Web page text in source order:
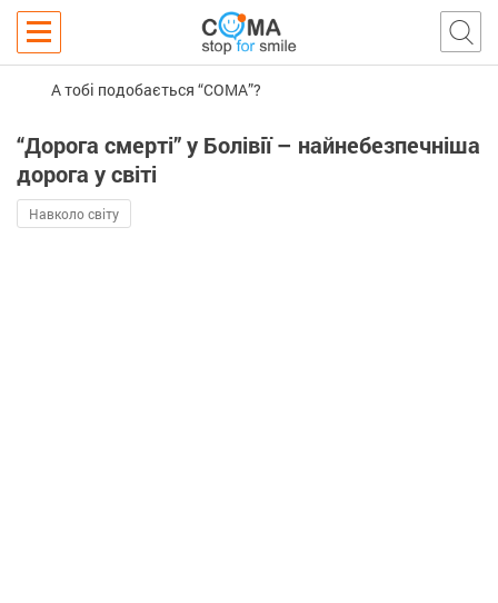
А тобі подобається “COMA”?
“Дорога смерті” у Болівії – найнебезпечніша
дорога у світі
Навколо світу